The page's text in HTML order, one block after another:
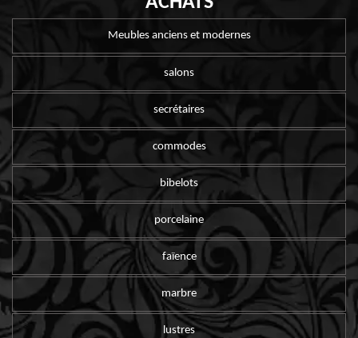
Meubles anciens et modernes
salons
secrétaires
commodes
bibelots
porcelaine
faïence
marbre
lustres